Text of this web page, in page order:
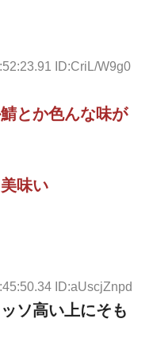
ID:CriL/W9g0
とか色んな味が
味い
ID:aUscjZnpd
ソ高い上にそも